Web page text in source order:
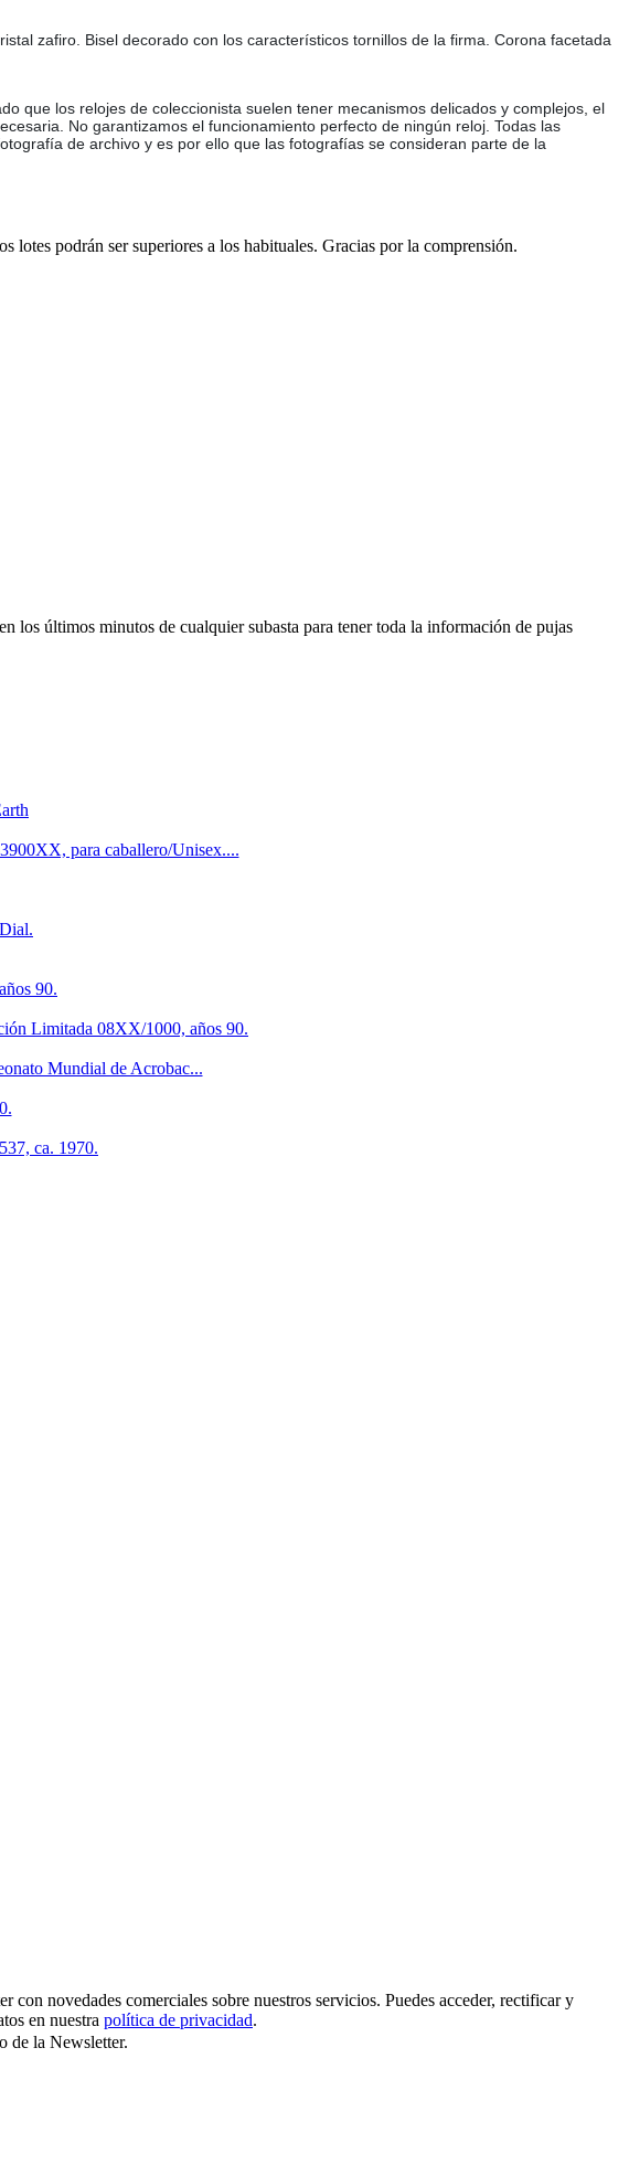
zafiro. Bisel decorado con los característicos tornillos de la firma. Corona facetada
que los relojes de coleccionista suelen tener mecanismos delicados y complejos, el
No garantizamos el funcionamiento perfecto de ningún reloj. Todas las
de archivo y es por ello que las fotografías se consideran parte de la
podrán ser superiores a los habituales. Gracias por la comprensión.
los últimos minutos de cualquier subasta para tener toda la información de pujas
para caballero/Unisex....
90.
Limitada 08XX/1000, años 90.
Mundial de Acrobac...
ca. 1970.
novedades comerciales sobre nuestros servicios. Puedes acceder, rectificar y
en nuestra política de privacidad.
de la Newsletter.